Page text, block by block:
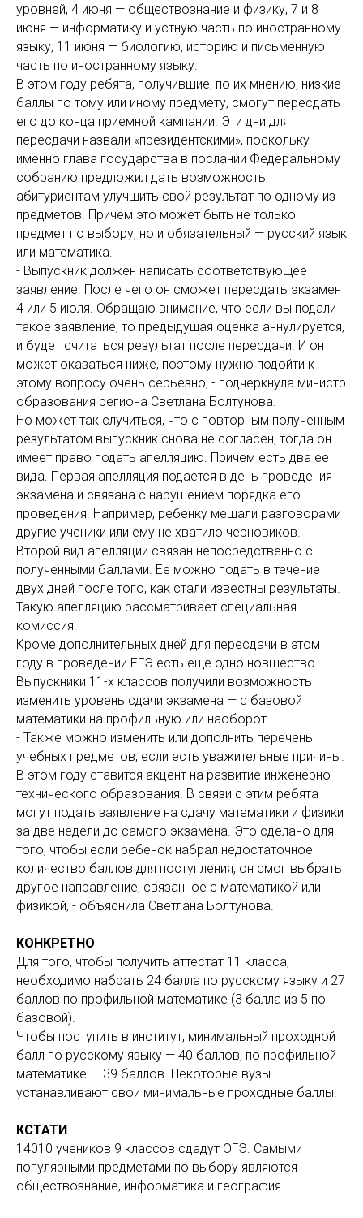
уровней, 4 июня — обществознание и физику, 7 и 8
июня — информатику и устную часть по иностранному
языку, 11 июня — биологию, историю и письменную
часть по иностранному языку.
В этом году ребята, получившие, по их мнению, низкие
баллы по тому или иному предмету, смогут пересдать
его до конца приемной кампании. Эти дни для
пересдачи назвали «президентскими», поскольку
именно глава государства в послании Федеральному
собранию предложил дать возможность
абитуриентам улучшить свой результат по одному из
предметов. Причем это может быть не только
предмет по выбору, но и обязательный — русский язык
или математика.
- Выпускник должен написать соответствующее
заявление. После чего он сможет пересдать экзамен
4 или 5 июля. Обращаю внимание, что если вы подали
такое заявление, то предыдущая оценка аннулируется,
и будет считаться результат после пересдачи. И он
может оказаться ниже, поэтому нужно подойти к
этому вопросу очень серьезно, - подчеркнула министр
образования региона Светлана Болтунова.
Но может так случиться, что с повторным полученным
результатом выпускник снова не согласен, тогда он
имеет право подать апелляцию. Причем есть два ее
вида. Первая апелляция подается в день проведения
экзамена и связана с нарушением порядка его
проведения. Например, ребенку мешали разговорами
другие ученики или ему не хватило черновиков.
Второй вид апелляции связан непосредственно с
полученными баллами. Ее можно подать в течение
двух дней после того, как стали известны результаты.
Такую апелляцию рассматривает специальная
комиссия.
Кроме дополнительных дней для пересдачи в этом
году в проведении ЕГЭ есть еще одно новшество.
Выпускники 11-х классов получили возможность
изменить уровень сдачи экзамена — с базовой
математики на профильную или наоборот.
- Также можно изменить или дополнить перечень
учебных предметов, если есть уважительные причины.
В этом году ставится акцент на развитие инженерно-
технического образования. В связи с этим ребята
могут подать заявление на сдачу математики и физики
за две недели до самого экзамена. Это сделано для
того, чтобы если ребенок набрал недостаточное
количество баллов для поступления, он смог выбрать
другое направление, связанное с математикой или
физикой, - объяснила Светлана Болтунова.
КОНКРЕТНО
Для того, чтобы получить аттестат 11 класса,
необходимо набрать 24 балла по русскому языку и 27
баллов по профильной математике (3 балла из 5 по
базовой).
Чтобы поступить в институт, минимальный проходной
балл по русскому языку — 40 баллов, по профильной
математике — 39 баллов. Некоторые вузы
устанавливают свои минимальные проходные баллы.
КСТАТИ
14010 учеников 9 классов сдадут ОГЭ. Самыми
популярными предметами по выбору являются
обществознание, информатика и география.